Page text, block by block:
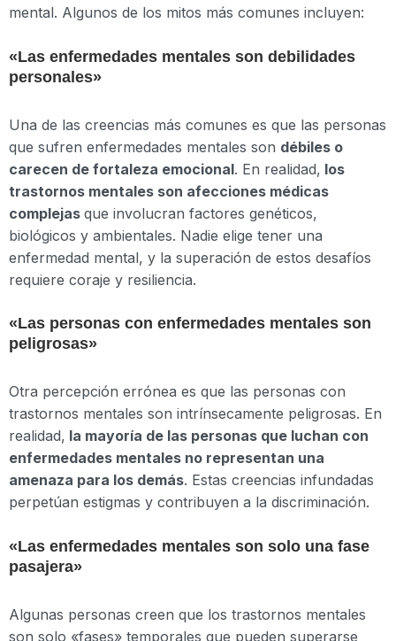
mental. Algunos de los mitos más comunes incluyen:
«Las enfermedades mentales son debilidades
personales»
Una de las creencias más comunes es que las personas
que sufren enfermedades mentales son débiles o
carecen de fortaleza emocional. En realidad, los
trastornos mentales son afecciones médicas
complejas que involucran factores genéticos,
biológicos y ambientales. Nadie elige tener una
enfermedad mental, y la superación de estos desafíos
requiere coraje y resiliencia.
«Las personas con enfermedades mentales son
peligrosas»
Otra percepción errónea es que las personas con
trastornos mentales son intrínsecamente peligrosas. En
realidad, la mayoría de las personas que luchan con
enfermedades mentales no representan una
amenaza para los demás. Estas creencias infundadas
perpetúan estigmas y contribuyen a la discriminación.
«Las enfermedades mentales son solo una fase
pasajera»
Algunas personas creen que los trastornos mentales
son solo «fases» temporales que pueden superarse